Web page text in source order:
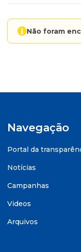
Não foram
Navegação
Portal da
Notícias
Campanhas
Videos
Arquivos